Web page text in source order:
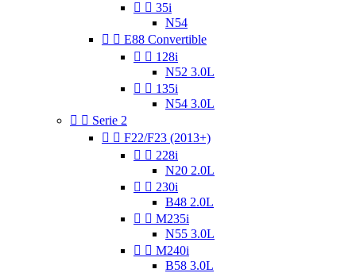
  35i
N54
  E88 Convertible
  128i
N52 3.0L
  135i
N54 3.0L
  Serie 2
  F22/F23 (2013+)
  228i
N20 2.0L
  230i
B48 2.0L
  M235i
N55 3.0L
  M240i
B58 3.0L